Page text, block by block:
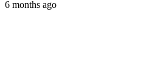
6 months ago